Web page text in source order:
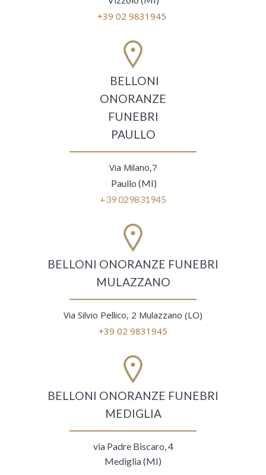
+39 02 9831945
BELLONI
ONORANZE
FUNEBRI
PAULLO
Via Milano,7
Paullo (MI)
+39 029831945
BELLONI ONORANZE FUNEBRI
MULAZZANO
Via Silvio Pellico, 2 Mulazzano (LO)
+39 02 9831945
BELLONI ONORANZE FUNEBRI
MEDIGLIA
via Padre Biscaro, 4
Mediglia (MI)